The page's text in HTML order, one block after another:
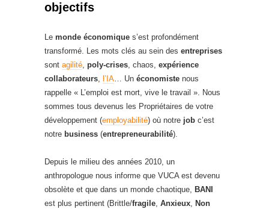
objectifs
Le monde économique s’est profondément
transformé. Les mots clés au sein des entreprises
sont agilité, poly-crises, chaos, expérience
collaborateurs, l’IA… Un économiste nous
rappelle « L’emploi est mort, vive le travail ». Nous
sommes tous devenus les Propriétaires de votre
développement (employabilité) où notre job c’est
notre business (entrepreneurabilité).
Depuis le milieu des années 2010, un
anthropologue nous informe que VUCA est devenu
obsolète et que dans un monde chaotique, BANI
est plus pertinent (Brittle/fragile, Anxieux, Non